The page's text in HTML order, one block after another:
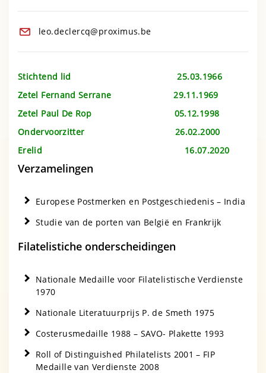
leo.declercq@proximus.be
Stichtend lid 25.03.1966
Zetel Fernand Serrane29.11.1969
Zetel Paul De Rop 05.12.1998
Ondervoorzitter 26.02.2000
Erelid 16.07.2020
Verzamelingen
Europese Postmerken en Postgeschiedenis – India
Studie van de porten van België en Frankrijk
Filatelistiche onderscheidingen
Nationale Medaille voor Filatelistische Verdienste
1970
Nationale Literatuurprijs P. de Smeth 1975
Costerusmedaille 1988 – SAVO- Plakette 1993
Roll of Distinguished Philatelists 2001 – FIP
Medaille van Verdienste 2008